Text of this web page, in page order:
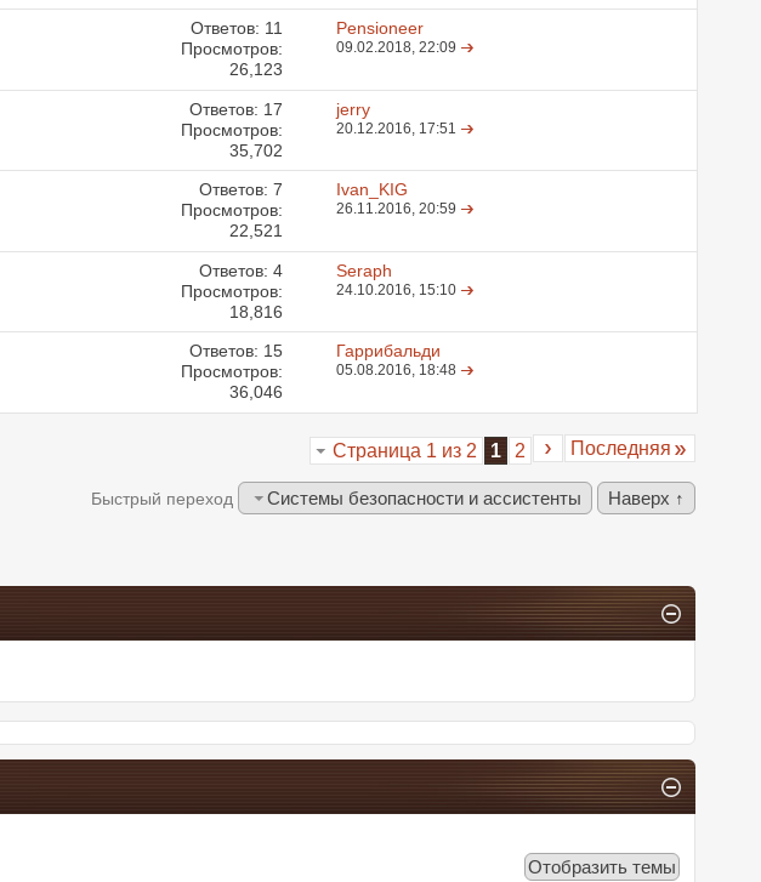
Ответов: 11
Просмотров:
26,123
Pensioneer
09.02.2018,22:09
Ответов: 17
Просмотров:
35,702
jerry
20.12.2016, 17:51
Ответов: 7
Просмотров:
22,521
Ivan_KIG
26.11.2016,20:59
Ответов: 4
Просмотров:
18,816
Seraph
24.10.2016, 15:10
Ответов: 15
Просмотров:
36,046
Гаррибальди
05.08.2016, 18:48
Страница 1 из 2 1 2 Последняя
Быстрый переход Системы безопасности и ассистенты Наверх ↑